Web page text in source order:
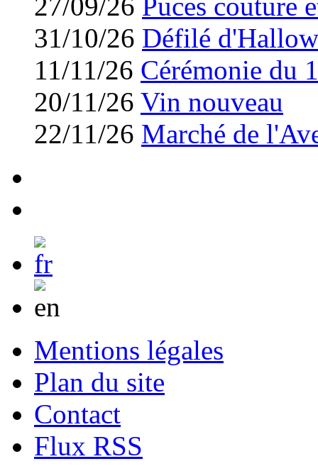
27/09/26 Puces couture
31/10/26 Défilé
11/11/26 Cérémonie du
20/11/26 Vin nouveau
22/11/26 Marché de
Mentions légales
Plan du site
Contact
Flux RSS